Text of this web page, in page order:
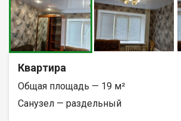
Квартира
Общая площадь — 19 м²
Санузел — раздельный